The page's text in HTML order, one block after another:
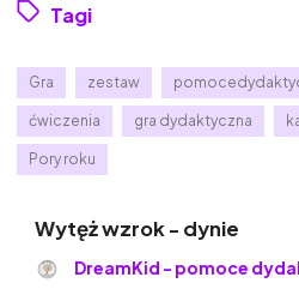
Tagi
Gra zestaw
ćwiczenia gra dydaktyczna
Pory roku
Wytęż wzrok - dynie
DreamKid - pomoce